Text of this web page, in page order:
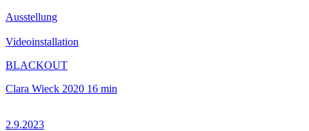
Ausstellung
Videoinstallation
BLACKOUT
Clara Wieck 2020 16 min
2.9.2023